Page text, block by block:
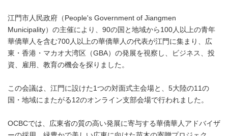
江門市人民政府（People's Government of Jiangmen
Municipality）の主催により、90の国と地域から100人以上の青年
華僑華人を含む700人以上の華僑華人の代表が江門に集まり、広
東・香港・マカオ大湾区（GBA）の発展を視察し、ビジネス、投
資、雇用、教育の機会を探りました。
この会議は、江門に設けた1つの対面式主会場と、5大陸の11の
国・地域にまたがる12のオンライン支部会場で行われました。
OCBCでは、広東省の質の高い発展に寄与する華僑華人アドバイザ